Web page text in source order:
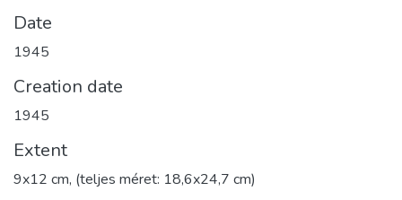
Date
1945
Creation date
1945
Extent
9x12 cm, (teljes méret: 18,6x24,7 cm)